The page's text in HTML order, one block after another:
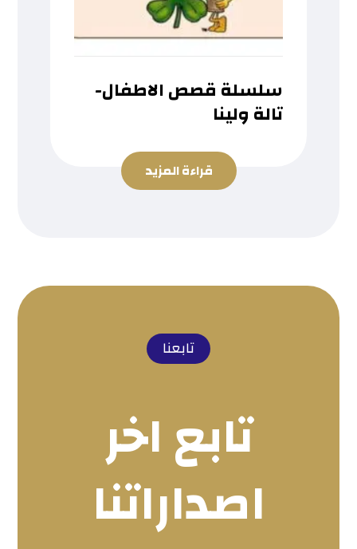
سلسلة قصص الاطفال-
تالة ولينا
قراءة المزيد
تابعنا
تابع اخر
اصداراتنا